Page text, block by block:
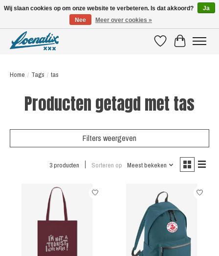
VerlanglijstWinkelwagen
Home / Tags / tas
Producten getagd met tas
Filters weergeven
3 producten Sorteren op Meest bekeken
Wij slaan cookies op om onze website te verbeteren. Is dat akkoord?
Ja
Nee
Meer over cookies »